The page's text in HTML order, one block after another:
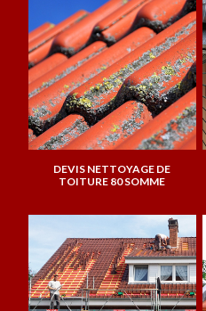
DEVIS NETTOYAGE DE
TOITURE 80 SOMME